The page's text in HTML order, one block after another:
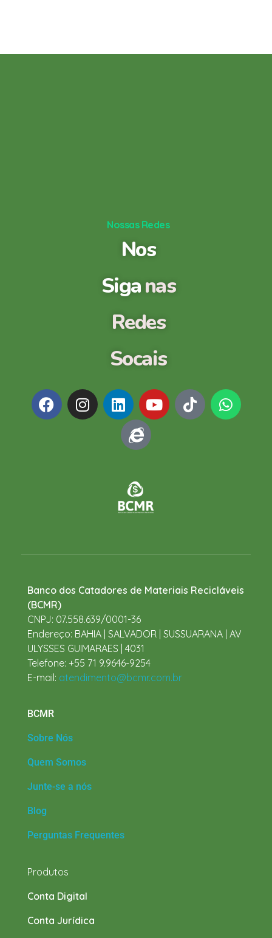
Nossas Redes
Nos
Siganas
Redes
Socais
Banco dos Catadores de Materiais Recicláveis
(BCMR)
CNPJ: 07.558.639/0001-36
Endereço: BAHIA | SALVADOR | SUSSUARANA | AV
ULYSSES GUIMARAES | 4031
Telefone: +55 71 9.9646-9254
E-mail: atendimento@bcmr.com.br
BCMR
Sobre Nós
Quem Somos
Junte-se a nós
Blog
Perguntas Frequentes
Produtos
Conta Digital
Conta Jurídica